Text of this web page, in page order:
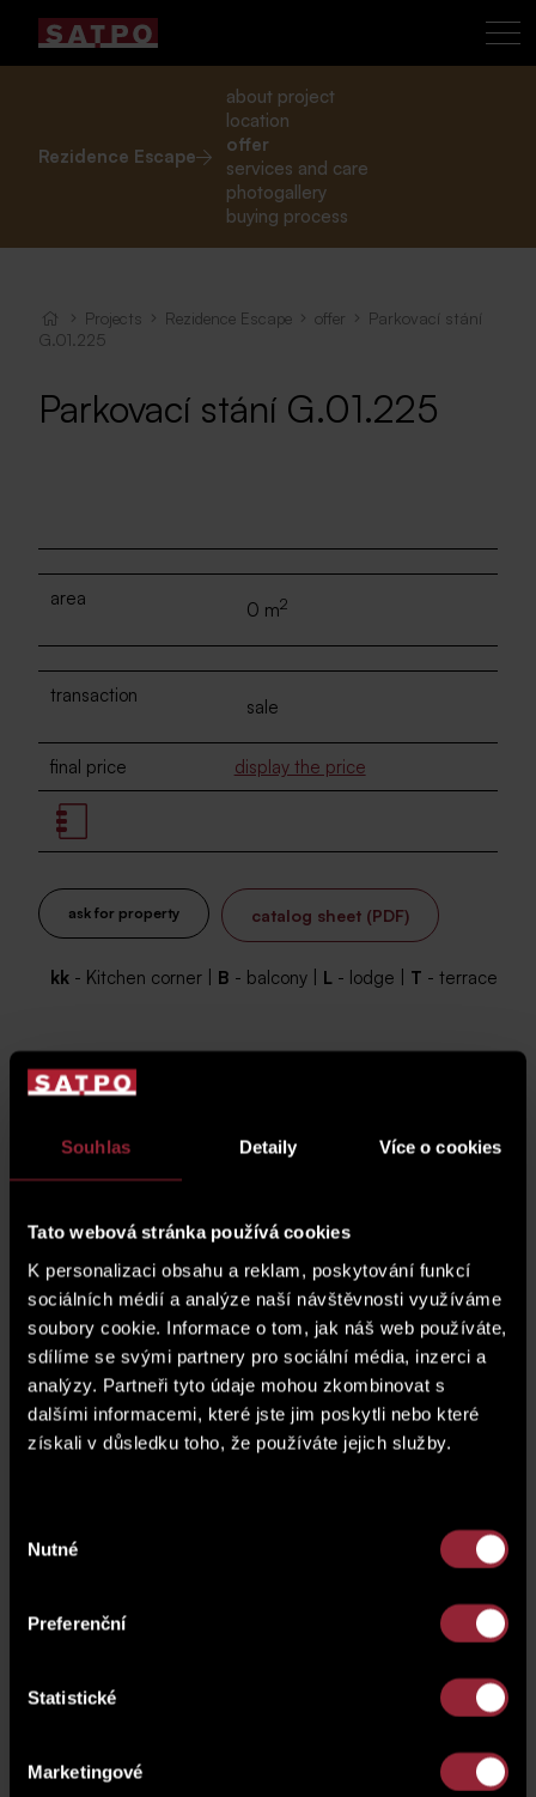
Souhlas Detaily Více o cookies
Tato webová stránka používá cookies
K personalizaci obsahu a reklam, poskytování funkcí
sociálních médií a analýze naší návštěvnosti využíváme
soubory cookie. Informace o tom, jak náš web používáte,
sdílíme se svými partnery pro sociální média, inzerci a
analýzy. Partneři tyto údaje mohou zkombinovat s
dalšími informacemi, které jste jim poskytli nebo které
získali v důsledku toho, že používáte jejich služby.
souhlasu
Nutné
Preferenční
Statistické
Marketingové
Rezidence Escape
about project
location
offer
services and care
photogallery
buying process
Projects Rezidence Escape offer
Parkovací stání
G.01.225
Parkovací stání G.01.225
area
0 m2
transaction
sale
final price display the price
ask for property catalog sheet (PDF)
kk - Kitchen corner | B - balcony | L - lodge | T - terrace
Cuntact Us
would you like to arrange a viewing? Fill out the form and
we will get back to you shortly.